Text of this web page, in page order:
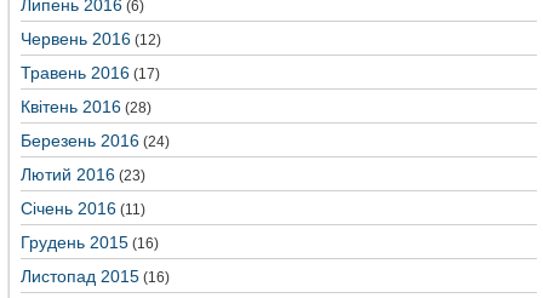
Липень 2016 (6)
Червень 2016 (12)
Травень 2016 (17)
Квітень 2016 (28)
Березень 2016 (24)
Лютий 2016 (23)
Січень 2016 (11)
Грудень 2015 (16)
Листопад 2015 (16)